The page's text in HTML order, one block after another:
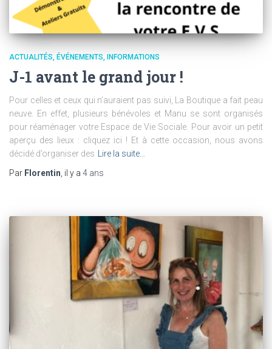
ACTUALITÉS ÉVÉNEMENTS INFORMATIONS
J-1 avant le grand jour !
Pour celles et ceux qui n’auraient pas suivi, La Boutique a fait peau
neuve. En effet, plusieurs bénévoles et Manu se sont organisés
pour réaménager votre Espace de Vie Sociale. Pour avoir un petit
aperçu des lieux : cliquez ici ! Et à cette occasion, nous avons
décidé d’organiser des Lire la suite…
Par Florentin, il y a 4 ans